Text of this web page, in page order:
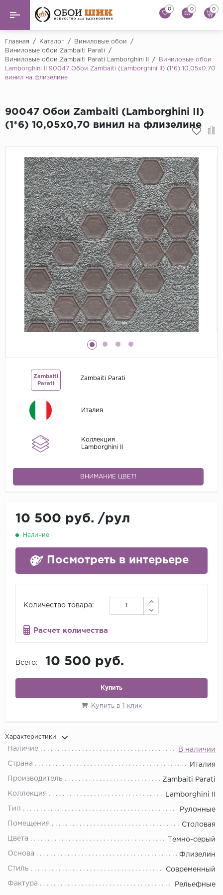
Назад
Виниловые обои ...
Artsimple
AS Creation
Decori Decori
...
Emiliana Parati
Fipar
Grandeco
Kerama Marazzi
Marburg
..
Prima Italiana
Rasch
Флоковые обои
Фрески
Обои под покраску
Краска
0 0 0
Главная / Каталог / Виниловые обои
/
Виниловые обои Zambaiti Parati
/
Виниловые обои Zambaiti Parati Lamborghini II
/
Виниловые обои
Lamborghini II 90047 Обои Zambaiti (Lamborghini II) (1*6) 10,05x0,70
винил на флизелине
90047 Обои Zambaiti (Lamborghini II)
(1*6) 10,05x0,70 винил на флизелине
Zambaiti
Parati
Zambaiti Parati
Италия
Коллекция
Lamborghini II
ВНИМАНИЕ ЦВЕТ!
10 500 руб. /рул
Наличие
Посмотреть в интерьере
Количество товара:
Расчет количества
Всего: 10 500 руб.
Купить
Купить в 1 клик
Характеристики
Наличие В наличии
Страна Италия
Производитель Zambaiti Parati
Коллекция Lamborghini II
Тип Рулонные
Помещения Столовая
Цвета Темно-серый
Основа Флизелин
Стиль Современный
Фактура Рельефные